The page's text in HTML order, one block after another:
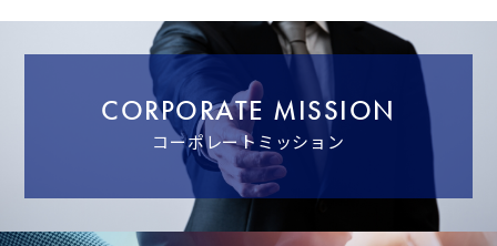
CORPORATE MISSION
コーポレートミッション